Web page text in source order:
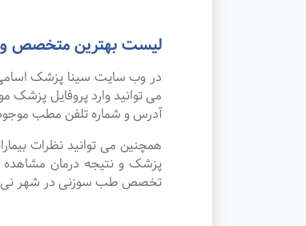
لیست بهترین متخصص
در وب سایت سینا پزشک
می توانید وارد پروفایل
آدرس و شماره تلفن مطب
همچنین می توانید نظرات
پزشک و نتیجه درمان
تخصص طب سوزنی در شهر نی